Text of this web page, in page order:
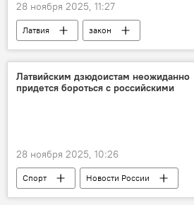
28 ноября 2025, 11:27
Латвия
закон
Министерство юстиции
животные
защита прав животных
Латвийским дзюдоистам неожиданно
придется бороться с российскими
28 ноября 2025, 10:26
Спорт
Новости России
Новости Латвии